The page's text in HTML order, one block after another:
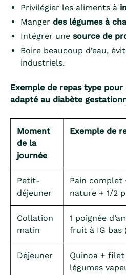
Privilégier les aliments à
Manger des légumes à
Intégrer une source de
Boire beaucoup d’eau,
industriels.
Exemple de repas type
adapté au diabète
Moment
de la
journée
Exemple de
Petit-
déjeuner
Pain
nature + 1/2
Collation
matin
1 poignée
fruit à IG bas
Déjeuner
Quinoa +
légumes